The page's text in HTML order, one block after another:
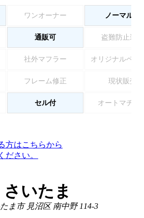
ワンオーナー ノーマル車
通販可 盗難防止装置
社外マフラー オリジナルペイ
フレーム修正 現状販売
セル付 オートマチッ
方はこちらから
ださい。
さいたま
ま市 見沼区 南中野 114-3